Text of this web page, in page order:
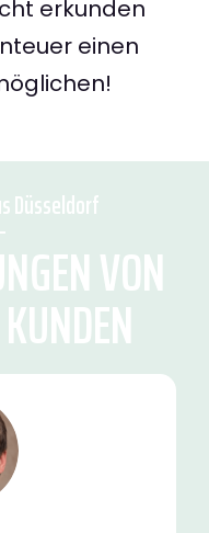
erkunden
einen
Düsseldorf
VON